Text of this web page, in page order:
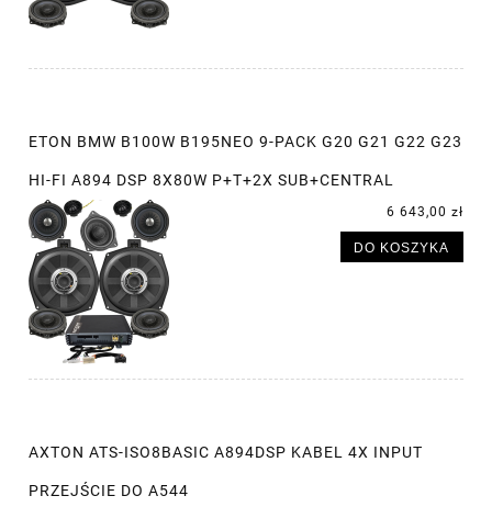
ETON BMW B100W B195NEO 9-PACK G20 G21 G22 G23
HI-FI A894 DSP 8X80W P+T+2X SUB+CENTRAL
6 643,00 zł
DO KOSZYKA
AXTON ATS-ISO8BASIC A894DSP KABEL 4X INPUT
PRZEJŚCIE DO A544